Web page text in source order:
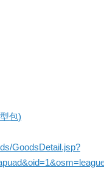
包)
GoodsDetail.jsp?